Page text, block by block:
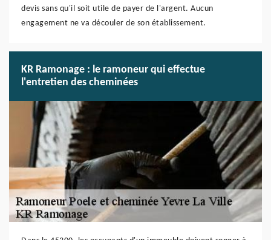
devis sans qu'il soit utile de payer de l'argent. Aucun
engagement ne va découler de son établissement.
KR Ramonage : le ramoneur qui effectue
l'entretien des cheminées